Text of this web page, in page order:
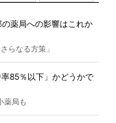
の薬局への影響はこれか
らなる方策」
85％以下」かどうかで
薬局も